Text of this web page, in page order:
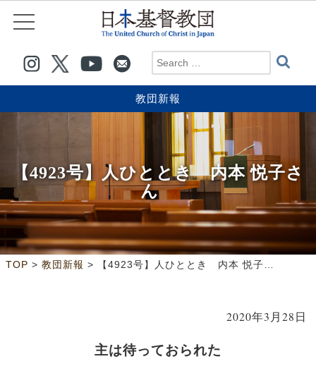
教団新報
【4923号】人ひととき 内本 悦子さ
ん
TOP > 教団新報 > 【4923号】人ひととき 内本 悦子さん
2020年3月28日
主は待っておられた